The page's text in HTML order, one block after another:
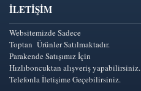
İLETIŞIM
Websitemizde Sadece
Toptan Ürünler Satılmaktadır.
Parakende Satışımız İçin
Hızlıboncuktan alışveriş yapabilirsiniz.
Telefonla İletişime Geçebilirsiniz.